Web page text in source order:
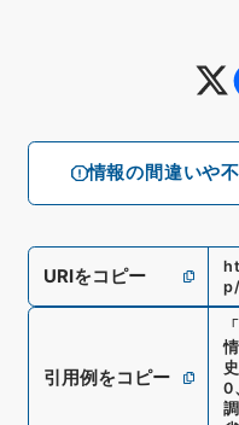
情報の間違いや
URIをコピー
引用例をコピー
「
0